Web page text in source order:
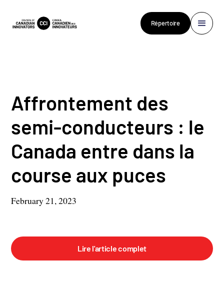
Répertoire
Affrontement des
semi-conducteurs : le
Canada entre dans la
course aux puces
February 21, 2023
Lire l'article complet